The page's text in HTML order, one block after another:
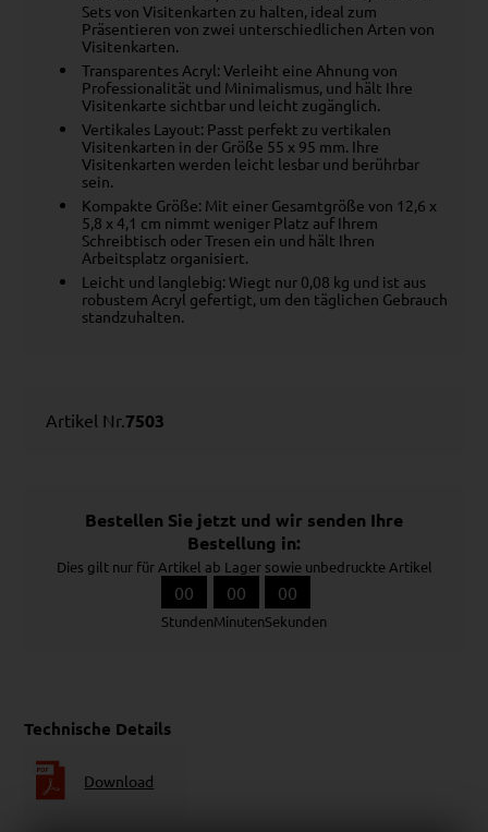
Sets von Visitenkarten zu halten, ideal zum
Präsentieren von zwei unterschiedlichen Arten von
Visitenkarten.
Transparentes Acryl: Verleiht eine Ahnung von
Professionalität und Minimalismus, und hält Ihre
Visitenkarte sichtbar und leicht zugänglich.
Vertikales Layout: Passt perfekt zu vertikalen
Visitenkarten in der Größe 55 x 95 mm. Ihre
Visitenkarten werden leicht lesbar und berührbar
sein.
Kompakte Größe: Mit einer Gesamtgröße von 12,6 x
5,8 x 4,1 cm nimmt weniger Platz auf Ihrem
Schreibtisch oder Tresen ein und hält Ihren
Arbeitsplatz organisiert.
Leicht und langlebig: Wiegt nur 0,08 kg und ist aus
robustem Acryl gefertigt, um den täglichen Gebrauch
standzuhalten.
Artikel Nr.7503
Bestellen Sie jetzt und wir senden Ihre
Bestellung in:
Dies gilt nur für Artikel ab Lager sowie unbedruckte Artikel
00
Stunden
00
Minuten
00
Sekunden
Technische Details
Download